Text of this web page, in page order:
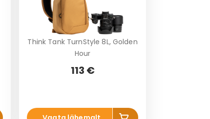
Think Tank TurnStyle 8L, Golden
Hour
113 €
Lis